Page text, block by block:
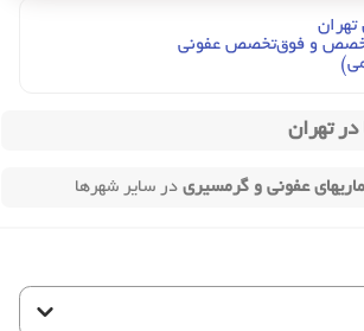
تهران
و فوق‌تخصص عفونی
درتهران
عفونی و گرمسیری در سایر شهرها